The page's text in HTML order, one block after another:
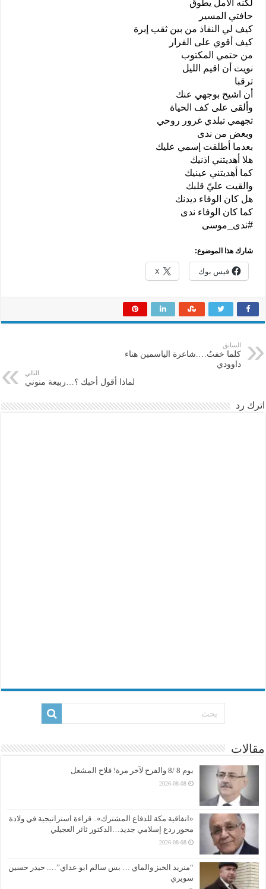
لكنه الأمل يطوق
حافتي المسير
كيف لي النفاذ من بين ثقب إبرة
كيف أقوي على الفرار
من حتمي المكتوب
نويت أن اقيم الليل
ترقبا
أن اشيح بوجهي عنك
وألقى على كف الحياة
تجهمي تبلدي غرور روحي
وبعض من ندى
بعدما أطلقت إسمي عليك
هلا أهديتني اذنيك
كما أهديتني عينيك
والقيت عليّ قلبك
هل كان الوفاء ديدنك
كما كان الوفاء ندى
#ندى_موسى
شارك هذا الموضوع:
فيس بوك X
السابق
كلما خفتُ….شاعرة الياسمين هناء
داوودي
التالي
لماذا أقول أحبك ؟…ربيعة منوني
اترك رد
مقالات
يوم 8 /8 والفرح لآخر مرة! فلاح المشعل
2026-08-08
«اتفاقية مكة للدفاع المشترك».. قراءة استراتيجية في ولادة
محور ردع إسلامي جديد…الدكتور ثائر العجيلي
2026-08-08
“منريد الخبز والماي … بس سالم ابو عداي”…. حيدر حسين
سويري